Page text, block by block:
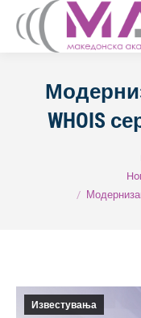
WHOIS
Известувања